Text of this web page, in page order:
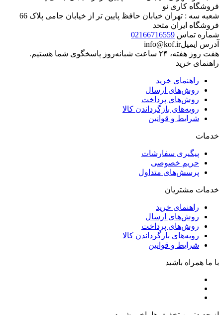
پرسش و پاسخ
0 پرسش و پاسخ
شما هم درباره این کالا پرسش ثبت کنید
0 پرسش و پاسخ
بازگشت
شناسه محصول:
جست و جو محصولات
Products search
محصول مورد نظر خود را جستجو کنید.
برگشت به بالا
شعبه یک : تهران خیابان حافظ روبروی بازار موبایل ایران، مجتمع
تجاری ایرانیان، طبقه منفی یک پلاک 37 و 38